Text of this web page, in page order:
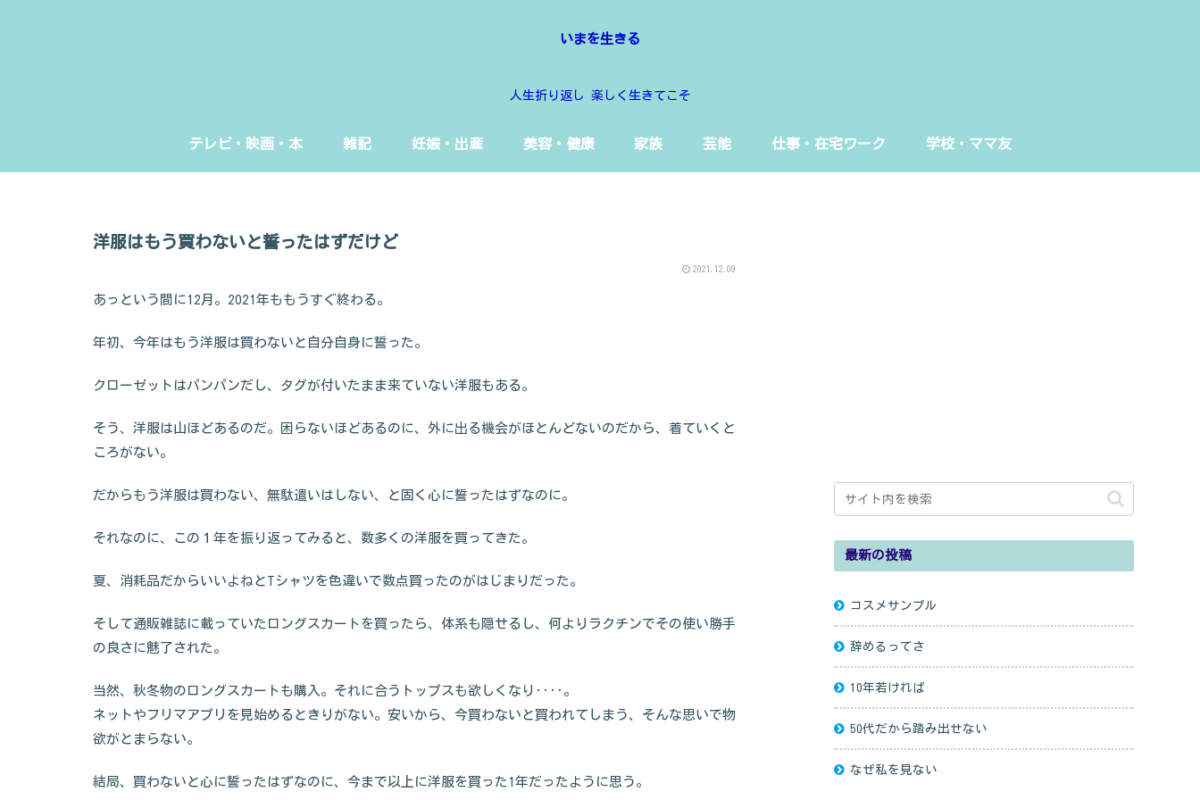
いまを生きる
人生折り返し 楽しく生きてこそ
テレビ・映画・本 雑記 妊娠・出産 美容・健康 家族 芸能 仕事・在宅ワーク 学校・ママ友
洋服はもう買わないと誓ったはずだけど
2021.12.09
あっという間に12月。2021年ももうすぐ終わる。
年初、今年はもう洋服は買わないと自分自身に誓った。
クローゼットはパンパンだし、タグが付いたまま来ていない洋服もある。
そう、洋服は山ほどあるのだ。困らないほどあるのに、外に出る機会がほとんどないのだから、着ていくと
ころがない。
だからもう洋服は買わない、無駄遣いはしない、と固く心に誓ったはずなのに。
それなのに、この１年を振り返ってみると、数多くの洋服を買ってきた。
夏、消耗品だからいいよねとTシャツを色違いで数点買ったのがはじまりだった。
そして通販雑誌に載っていたロングスカートを買ったら、体系も隠せるし、何よりラクチンでその使い勝手
の良さに魅了された。
当然、秋冬物のロングスカートも購入。それに合うトップスも欲しくなり‥‥。
ネットやフリマアプリを見始めるときりがない。安いから、今買わないと買われてしまう、そんな思いで物
欲がとまらない。
結局、買わないと心に誓ったはずなのに、今まで以上に洋服を買った1年だったように思う。
最新の投稿
コスメサンプル
辞めるってさ
10年若ければ
50代だから踏み出せない
なぜ私を見ない